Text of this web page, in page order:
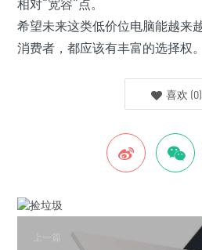
相对“宽容”点。
希望未来这类低价位电脑能越来
消费者，都应该有丰富的选择权。
喜欢 (0)
上一篇